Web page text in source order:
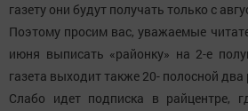
газету они будут получать только с
Поэтому просим вас, уважаемые
июня выписать «районку» на 2-е
газета выходит также 20- полосной
Слабо идет подписка в райцентре,